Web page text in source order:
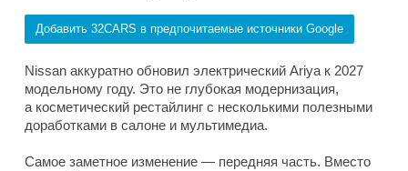
Добавить 32CARS в предпочитаемые источники Google
Nissan аккуратно обновил электрический Ariya к 2027
модельному году. Это не глубокая модернизация,
а косметический рестайлинг с несколькими полезными
доработками в салоне и мультимедиа.
Самое заметное изменение — передняя часть. Вместо